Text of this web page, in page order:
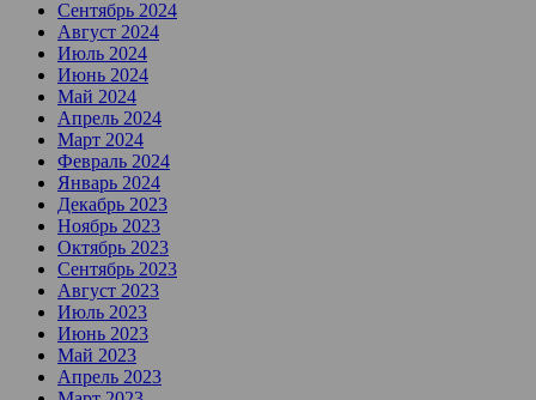
Сентябрь 2024
Август 2024
Июль 2024
Июнь 2024
Май 2024
Апрель 2024
Март 2024
Февраль 2024
Январь 2024
Декабрь 2023
Ноябрь 2023
Октябрь 2023
Сентябрь 2023
Август 2023
Июль 2023
Июнь 2023
Май 2023
Апрель 2023